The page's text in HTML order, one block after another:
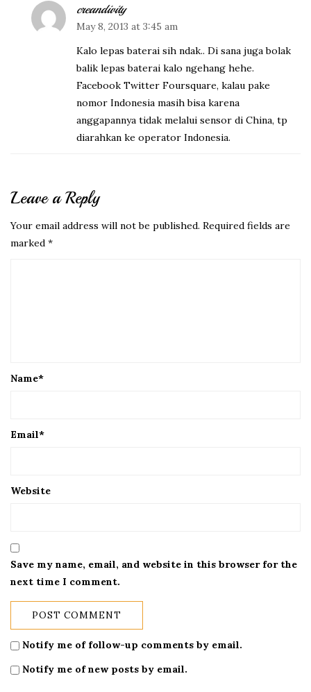
creandivity
May 8, 2013 at 3:45 am
Kalo lepas baterai sih ndak.. Di sana juga bolak
balik lepas baterai kalo ngehang hehe.
Facebook Twitter Foursquare, kalau pake
nomor Indonesia masih bisa karena
anggapannya tidak melalui sensor di China, tp
diarahkan ke operator Indonesia.
Leave a Reply
Your email address will not be published. Required fields are
marked *
Name*
Email*
Website
Save my name, email, and website in this browser for the
next time I comment.
Notify me of follow-up comments by email.
Notify me of new posts by email.